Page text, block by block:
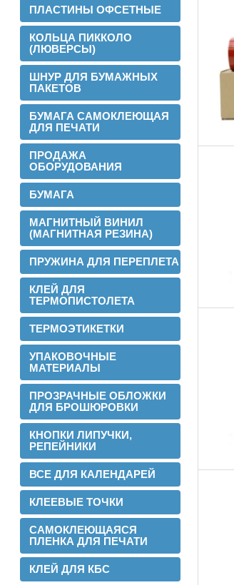
ПЛАСТИНЫ ОФСЕТНЫЕ
КОЛЬЦА ПИККОЛО
(ЛЮВЕРСЫ)
ШНУР ДЛЯ БУМАЖНЫХ
ПАКЕТОВ
БУМАГА САМОКЛЕЮЩАЯ
ДЛЯ ПЕЧАТИ
ПРОДАЖА
ОБОРУДОВАНИЯ
БУМАГА
МАГНИТНЫЙ ВИНИЛ
(МАГНИТНАЯ РЕЗИНА)
ПРУЖИНА ДЛЯ ПЕРЕПЛЕТА
КЛЕЙ ДЛЯ
ТЕРМОПИСТОЛЕТА
ТЕРМОЭТИКЕТКИ
УПАКОВОЧНЫЕ
МАТЕРИАЛЫ
ПРОЗРАЧНЫЕ ОБЛОЖКИ
ДЛЯ БРОШЮРОВКИ
КНОПКИ ЛИПУЧКИ,
РЕПЕЙНИКИ
ВСЕ ДЛЯ КАЛЕНДАРЕЙ
КЛЕЕВЫЕ ТОЧКИ
САМОКЛЕЮЩАЯСЯ
ПЛЕНКА ДЛЯ ПЕЧАТИ
КЛЕЙ ДЛЯ КБС
2016-02-24
Установли перемотчик с 3х дюймов на
1 дюйм
Теперь мы можем предложить наши
пленки для малых типографий.
2015-06-11
Запущена собственная
профессиональная бобинорезка
Теперь режем в любой формат до 1.88
метра.
2015-05-05
Поступила на склад новая партия
пленки в jumbo рулонах